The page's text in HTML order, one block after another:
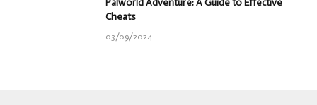
Palworld Adventure: A Guide to Effective
Cheats
03/09/2024